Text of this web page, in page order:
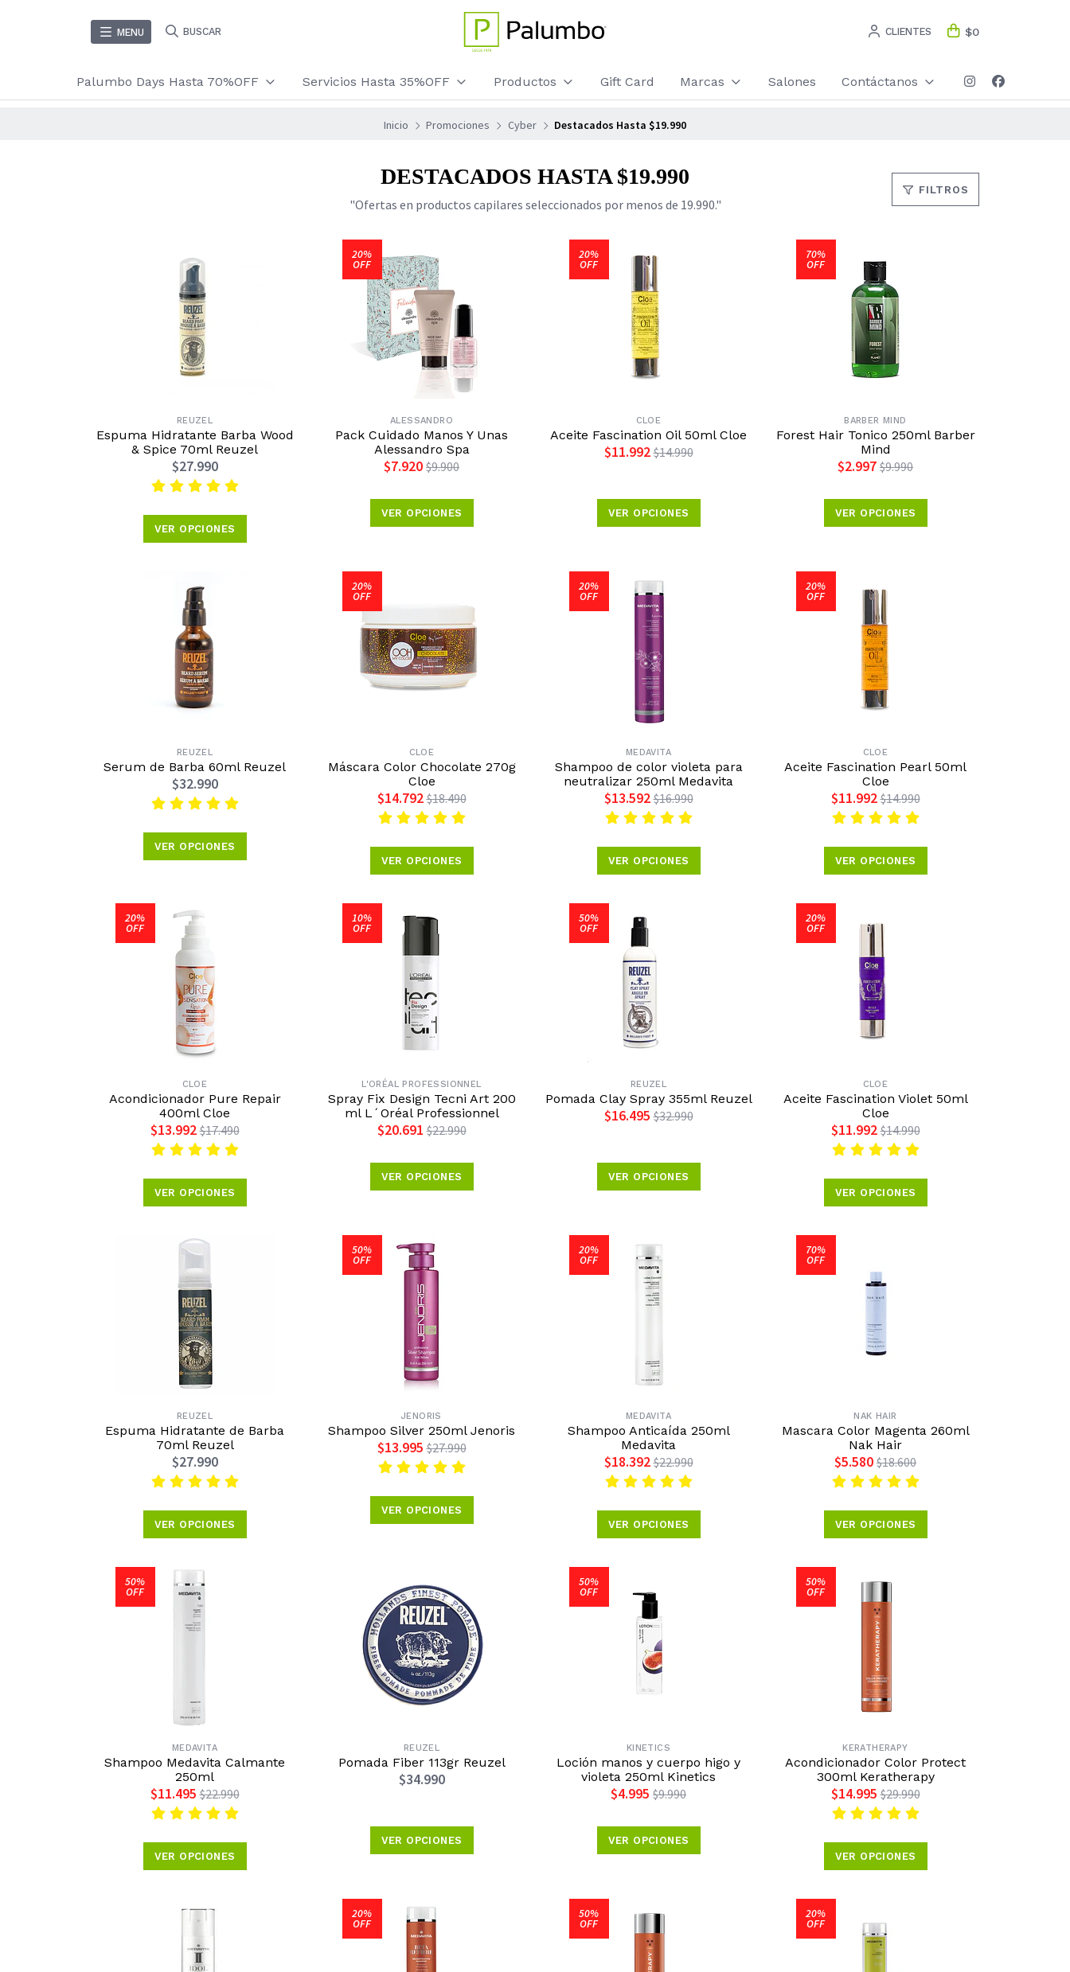
MENU BUSCAR CLIENTES $0
Palumbo Days Hasta 70%OFF Servicios Hasta 35%OFF Productos Gift Card Marcas Salones Contáctanos
Inicio Promociones Cyber Destacados Hasta $19.990
DESTACADOS HASTA $19.990
"Ofertas en productos capilares seleccionados por menos de 19.990."
FILTROS
REUZEL
Espuma Hidratante Barba Wood
& Spice 70ml Reuzel
$27.990
VER OPCIONES
20%
OFF
ALESSANDRO
Pack Cuidado Manos Y Unas
Alessandro Spa
$7.920 $9.900
VER OPCIONES
20%
OFF
CLOE
Aceite Fascination Oil 50ml Cloe
$11.992 $14.990
VER OPCIONES
70%
OFF
BARBER MIND
Forest Hair Tonico 250ml Barber
Mind
$2.997 $9.990
VER OPCIONES
REUZEL
Serum de Barba 60ml Reuzel
$32.990
VER OPCIONES
20%
OFF
CLOE
Máscara Color Chocolate 270g
Cloe
$14.792 $18.490
VER OPCIONES
20%
OFF
MEDAVITA
Shampoo de color violeta para
neutralizar 250ml Medavita
$13.592 $16.990
VER OPCIONES
20%
OFF
CLOE
Aceite Fascination Pearl 50ml
Cloe
$11.992 $14.990
VER OPCIONES
20%
OFF
CLOE
Acondicionador Pure Repair
400ml Cloe
$13.992 $17.490
VER OPCIONES
10%
OFF
L'ORÉAL PROFESSIONNEL
Spray Fix Design Tecni Art 200
ml L´Oréal Professionnel
$20.691 $22.990
VER OPCIONES
50%
OFF
REUZEL
Pomada Clay Spray 355ml Reuzel
$16.495 $32.990
VER OPCIONES
20%
OFF
CLOE
Aceite Fascination Violet 50ml
Cloe
$11.992 $14.990
VER OPCIONES
REUZEL
Espuma Hidratante de Barba
70ml Reuzel
$27.990
VER OPCIONES
50%
OFF
JENORIS
Shampoo Silver 250ml Jenoris
$13.995 $27.990
VER OPCIONES
20%
OFF
MEDAVITA
Shampoo Anticaída 250ml
Medavita
$18.392 $22.990
VER OPCIONES
70%
OFF
NAK HAIR
Mascara Color Magenta 260ml
Nak Hair
$5.580 $18.600
VER OPCIONES
50%
OFF
MEDAVITA
Shampoo Medavita Calmante
250ml
$11.495 $22.990
VER OPCIONES
REUZEL
Pomada Fiber 113gr Reuzel
$34.990
VER OPCIONES
50%
OFF
KINETICS
Loción manos y cuerpo higo y
violeta 250ml Kinetics
$4.995 $9.990
VER OPCIONES
50%
OFF
KERATHERAPY
Acondicionador Color Protect
300ml Keratherapy
$14.995 $29.990
VER OPCIONES
20%
OFF
50%
OFF
20%
OFF